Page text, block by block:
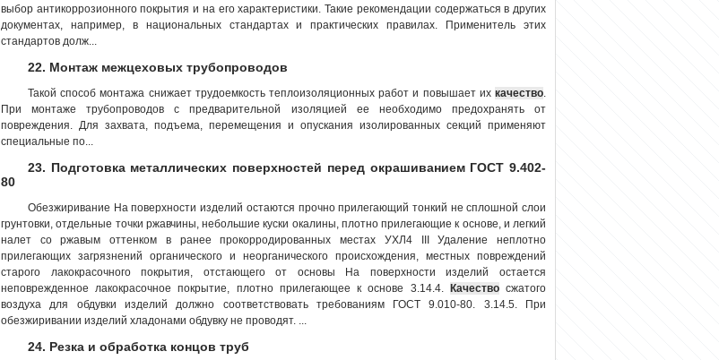
выбор антикоррозионного покрытия и на его характеристики. Такие рекомендации содержаться в других
документах, например, в национальных стандартах и практических правилах. Применитель этих
стандартов долж...
22. Монтаж межцеховых трубопроводов
Такой способ монтажа снижает трудоемкость теплоизоляционных работ и повышает их качество.
При монтаже трубопроводов с предварительной изоляцией ее необходимо предохранять от
повреждения. Для захвата, подъема, перемещения и опускания изолированных секций применяют
специальные по...
23. Подготовка металлических поверхностей перед окрашиванием ГОСТ 9.402-
80
Обезжиривание На поверхности изделий остаются прочно прилегающий тонкий не сплошной слои
грунтовки, отдельные точки ржавчины, небольшие куски окалины, плотно прилегающие к основе, и легкий
налет со ржавым оттенком в ранее прокорродированных местах УХЛ4 III Удаление неплотно
прилегающих загрязнений органического и неорганического происхождения, местных повреждений
старого лакокрасочного покрытия, отстающего от основы На поверхности изделий остается
неповрежденное лакокрасочное покрытие, плотно прилегающее к основе 3.14.4. Качествосжатого
воздуха для обдувки изделий должно соответствовать требованиям ГОСТ 9.010-80. 3.14.5. При
обезжиривании изделий хладонами обдувку не проводят. ...
24. Резка и обработка концов труб